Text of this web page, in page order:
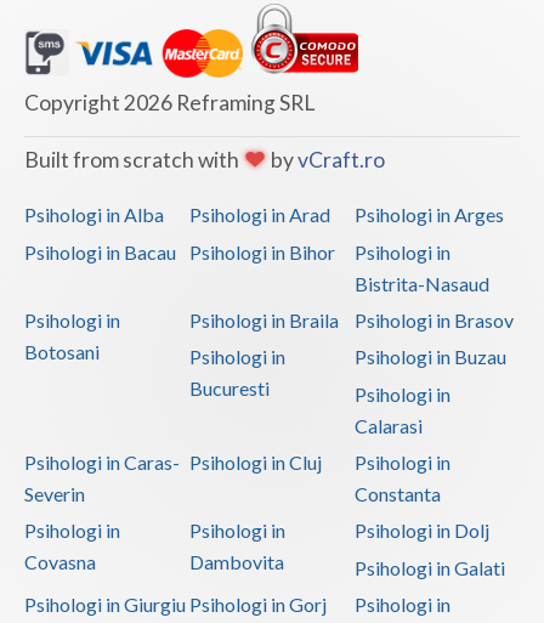
Copyright 2026 Reframing SRL
Built from scratch with byvCraft.ro
Psihologi in Alba Psihologi in Arad
Psihologi in Arges
Psihologi in Bacau
Psihologi in Bihor
Psihologi in
Bistrita-Nasaud
Psihologi in
Botosani
Psihologi in Braila
Psihologi in Brasov
Psihologi in
Bucuresti
Psihologi in Buzau
Psihologi in
Calarasi
Psihologi in Caras-
Severin
Psihologi in Cluj
Psihologi in
Constanta
Psihologi in
Covasna
Psihologi in
Dambovita
Psihologi in Dolj
Psihologi in Galati
Psihologi in Giurgiu Psihologi in Gorj
Psihologi in